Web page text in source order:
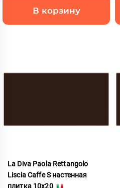
В корзину
La Diva Paola Rettangolo
Liscia Caffe S настенная
плитка 10x20